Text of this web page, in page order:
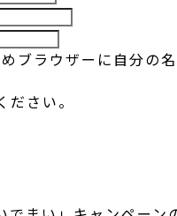
ブラウザーに自分の
さい。